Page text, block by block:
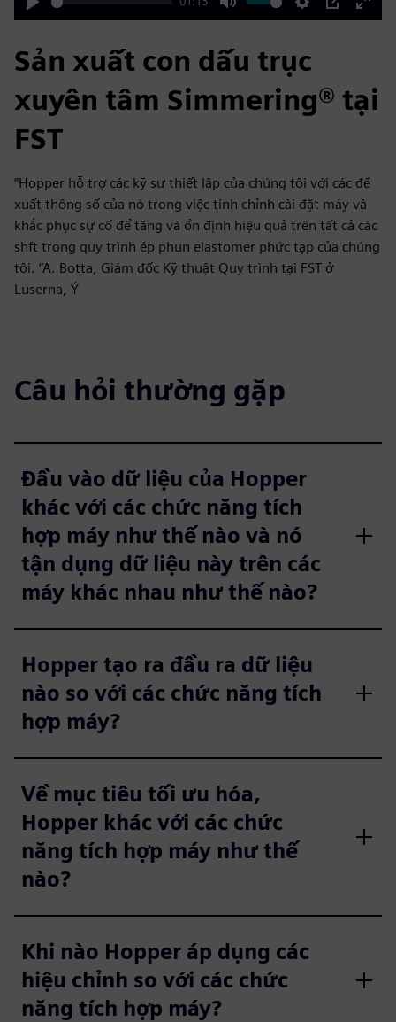
Play Mute Settings
PIP
Enter
Sản xuất con dấu trục
xuyên tâm Simmering® tại
FST
“Hopper hỗ trợ các kỹ sư thiết lập của chúng tôi với các đề
xuất thông số của nó trong việc tinh chỉnh cài đặt máy và
khắc phục sự cố để tăng và ổn định hiệu quả trên tất cả các
shft trong quy trình ép phun elastomer phức tạp của chúng
tôi. “A. Botta, Giám đốc Kỹ thuật Quy trình tại FST ở
Luserna, Ý
Câu hỏi thường gặp
Đầu vào dữ liệu của Hopper
khác với các chức năng tích
hợp máy như thế nào và nó
tận dụng dữ liệu này trên các
máy khác nhau như thế nào?
Hopper tạo ra đầu ra dữ liệu
nào so với các chức năng tích
hợp máy?
Về mục tiêu tối ưu hóa,
Hopper khác với các chức
năng tích hợp máy như thế
nào?
Khi nào Hopper áp dụng các
hiệu chỉnh so với các chức
năng tích hợp máy?